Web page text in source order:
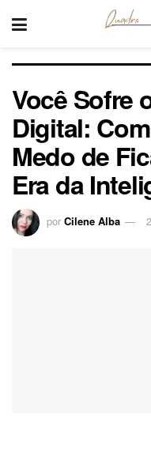
Você Sofre
Digital:
Medo de
Era da
por Cilene Alba